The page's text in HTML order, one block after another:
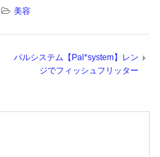
美容
パルシステム【Pal*system】レン
ジでフィッシュフリッター